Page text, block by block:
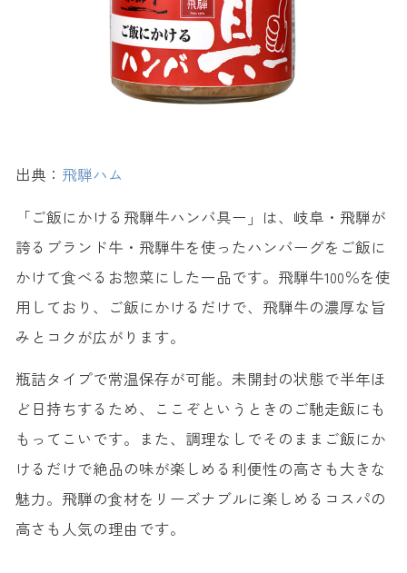
出典： 飛騨ハム
「ご飯にかける飛騨牛ハンバ具ー」は、岐阜・飛騨が
誇るブランド牛・飛騨牛を使ったハンバーグをご飯に
かけて食べるお惣菜にした一品です。飛騨牛100％を使
用しており、ご飯にかけるだけで、飛騨牛の濃厚な旨
みとコクが広がります。
瓶詰タイプで常温保存が可能。未開封の状態で半年ほ
ど日持ちするため、ここぞというときのご馳走飯にも
もってこいです。また、調理なしでそのままご飯にか
けるだけで絶品の味が楽しめる利便性の高さも大きな
魅力。飛騨の食材をリーズナブルに楽しめるコスパの
高さも人気の理由です。